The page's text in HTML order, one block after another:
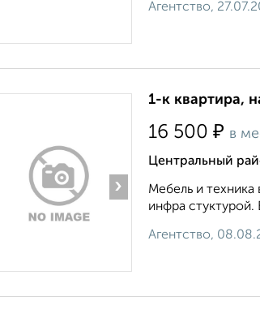
Агентство,
›
1-к квартира,
16 500 ₽ в
Центральный
Мебель и
инфра
Агентство,